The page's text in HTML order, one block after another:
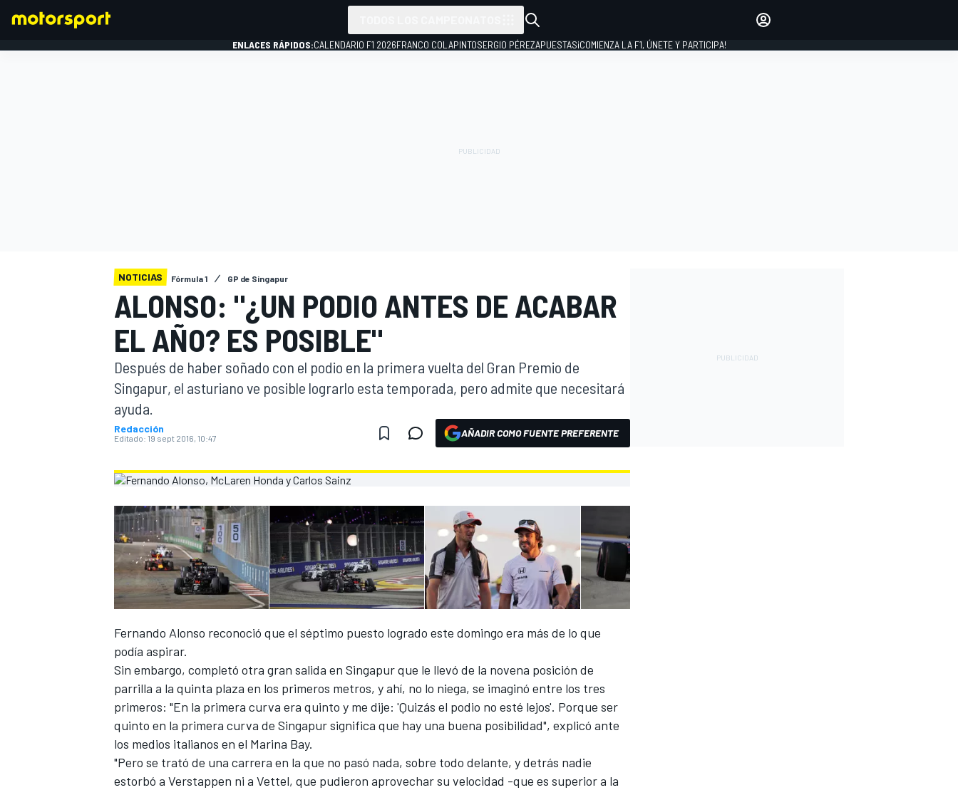
INDYCAR
MOTOGP
NASCAR CUP
INICIAR SESIÓN
ENLACES RÁPIDOS:CALENDARIO F1 2026FRANCO COLAPINTOSERGIO PÉREZAPUESTAS¡COMIENZA LA F1, ÚNETE Y PARTICIPA!
NOTICIAS Fórmula 1 GP de Singapur
ALONSO: "¿UN PODIO ANTES DE ACABAR
EL AÑO? ES POSIBLE"
Después de haber soñado con el podio en la primera vuelta del Gran Premio de
Singapur, el asturiano ve posible lograrlo esta temporada, pero admite que necesitará
ayuda.
Redacción
Editado: 19 sept 2016, 10:47 AÑADIR COMO FUENTE PREFERENTE
Fernando Alonso reconoció que el séptimo puesto logrado este domingo era más de lo que
podía aspirar.
Sin embargo, completó otra gran salida en Singapur que le llevó de la novena posición de
parrilla a la quinta plaza en los primeros metros, y ahí, no lo niega, se imaginó entre los tres
primeros: "En la primera curva era quinto y me dije: 'Quizás el podio no esté lejos'. Porque ser
quinto en la primera curva de Singapur significa que hay una buena posibilidad", explicó ante
los medios italianos en el Marina Bay.
"Pero se trató de una carrera en la que no pasó nada, sobre todo delante, y detrás nadie
estorbó a Verstappen ni a Vettel, que pudieron aprovechar su velocidad -que es superior a la